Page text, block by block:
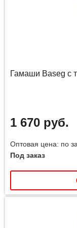
Гамаши Baseg с
1 670 руб.
Оптовая цена: по
Под заказ